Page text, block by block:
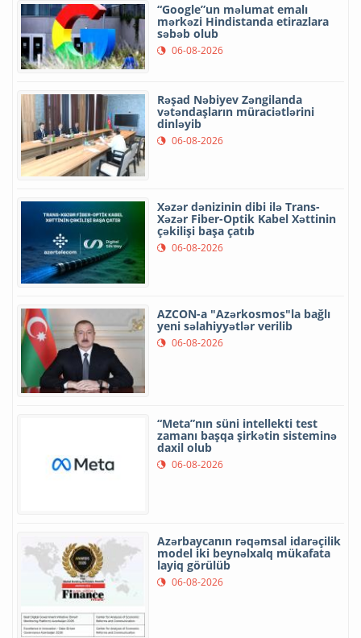
“Google”un məlumat emalı
mərkəzi Hindistanda etirazlara
səbəb olub
06-08-2026
Rəşad Nəbiyev Zəngilanda
vətəndaşların müraciətlərini
dinləyib
06-08-2026
Xəzər dənizinin dibi ilə Trans-
Xəzər Fiber-Optik Kabel Xəttinin
çəkilişi başa çatıb
06-08-2026
AZCON-a "Azərkosmos"la bağlı
yeni səlahiyyətlər verilib
06-08-2026
“Meta”nın süni intellekti test
zamanı başqa şirkətin sisteminə
daxil olub
06-08-2026
Azərbaycanın rəqəmsal idarəçilik
model iki beynəlxalq mükafata
layiq görülüb
06-08-2026